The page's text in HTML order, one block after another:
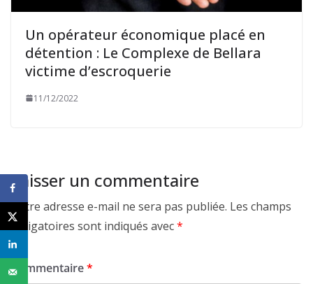
Un opérateur économique placé en
détention : Le Complexe de Bellara
victime d’escroquerie
11/12/2022
Laisser un commentaire
Votre adresse e-mail ne sera pas publiée. Les champs
obligatoires sont indiqués avec*
Commentaire*